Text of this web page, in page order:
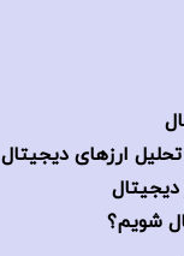
ارزهای دیجیتال
شویم؟